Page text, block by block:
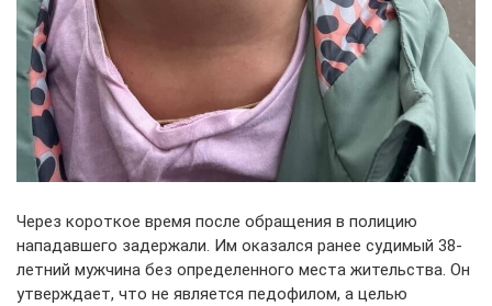
Через короткое время после обращения в полицию
нападавшего задержали. Им оказался ранее судимый 38-
летний мужчина без определенного места жительства. Он
утверждает, что не является педофилом, а целью